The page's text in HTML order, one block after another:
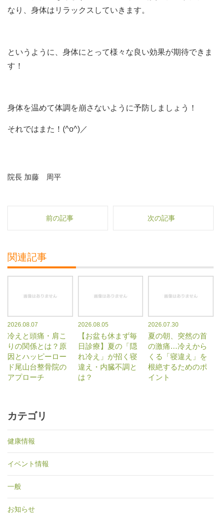
なり、身体はリラックスしていきます。
というように、身体にとって様々な良い効果が期待できま
す！
身体を温めて体調を崩さないように予防しましょう！
それではまた！(^o^)／
院長 加藤 周平
前の記事 次の記事
関連記事
2026.08.07
冷えと頭痛・肩こ
りの関係とは？原
因とハッピーロー
ド尾山台整骨院の
アプローチ
2026.08.05
【お盆も休まず毎
日診療】夏の「隠
れ冷え」が招く寝
違え・内臓不調と
は？
2026.07.30
夏の朝、突然の首
の激痛…冷えから
くる「寝違え」を
根絶するためのポ
イント
カテゴリ
健康情報
イベント情報
一般
お知らせ